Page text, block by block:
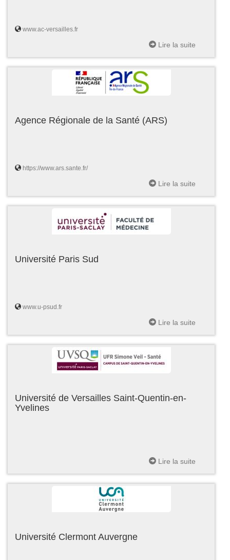
www.ac-versailles.fr
Lire la suite
Agence Régionale de la Santé (ARS)
https://www.ars.sante.fr/
Lire la suite
Université Paris Sud
www.u-psud.fr
Lire la suite
Université de Versailles Saint-Quentin-en-
Yvelines
Lire la suite
Université Clermont Auvergne